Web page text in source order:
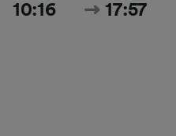
10:16 17:57